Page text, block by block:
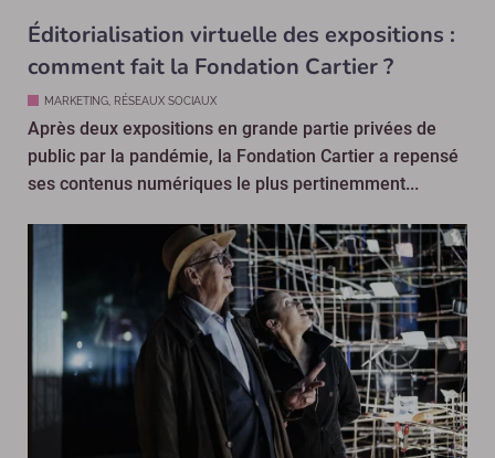
Éditorialisation virtuelle des expositions :
comment fait la Fondation Cartier ?
MARKETING, RÉSEAUX SOCIAUX
Après deux expositions en grande partie privées de
public par la pandémie, la Fondation Cartier a repensé
ses contenus numériques le plus pertinemment...